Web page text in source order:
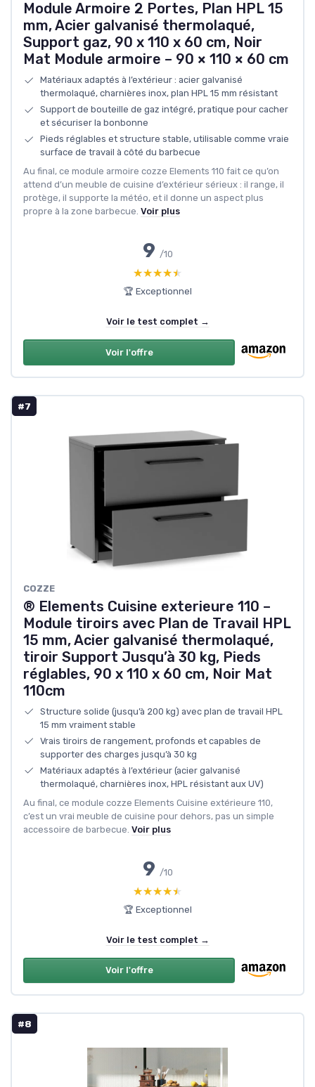
Module Armoire 2 Portes, Plan HPL 15
mm, Acier galvanisé thermolaqué,
Support gaz, 90 x 110 x 60 cm, Noir
Mat Module armoire – 90 × 110 × 60 cm
Matériaux adaptés à l’extérieur : acier galvanisé
thermolaqué, charnières inox, plan HPL 15 mm résistant
Support de bouteille de gaz intégré, pratique pour cacher
et sécuriser la bonbonne
Pieds réglables et structure stable, utilisable comme vraie
surface de travail à côté du barbecue
Au final, ce module armoire cozze Elements 110 fait ce qu’on
attend d’un meuble de cuisine d’extérieur sérieux : il range, il
protège, il supporte la météo, et il donne un aspect plus
propre à la zone barbecue. Voir plus
9 /10
★★★★★
★★★★★
🏆 Exceptionnel
Voir le test complet →
Voir l'offre
#7
COZZE
® Elements Cuisine exterieure 110 –
Module tiroirs avec Plan de Travail HPL
15 mm, Acier galvanisé thermolaqué,
tiroir Support Jusqu’à 30 kg, Pieds
réglables, 90 x 110 x 60 cm, Noir Mat
110cm
Structure solide (jusqu’à 200 kg) avec plan de travail HPL
15 mm vraiment stable
Vrais tiroirs de rangement, profonds et capables de
supporter des charges jusqu’à 30 kg
Matériaux adaptés à l’extérieur (acier galvanisé
thermolaqué, charnières inox, HPL résistant aux UV)
Au final, ce module cozze Elements Cuisine extérieure 110,
c’est un vrai meuble de cuisine pour dehors, pas un simple
accessoire de barbecue. Voir plus
9 /10
★★★★★
★★★★★
🏆 Exceptionnel
Voir le test complet →
Voir l'offre
#8